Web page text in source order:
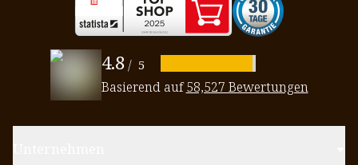
4.8 / 5
Basierend auf58,527 Bewertungen